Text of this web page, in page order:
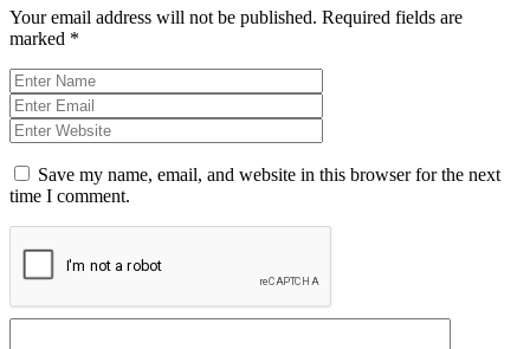
Your email address will not be published. Required fields are
marked *
Save my name, email, and website in this browser for the next
time I comment.